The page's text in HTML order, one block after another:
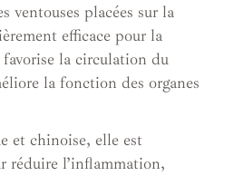
ventouses placées sur la
efficace pour la
la circulation du
la fonction des organes
et chinoise, elle est
réduire l’inflammation,